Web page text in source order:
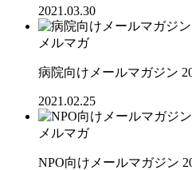
2021.03.30
メルマガ
病院向けメールマガジン
2021.02.25
メルマガ
NPO向けメールマガジン